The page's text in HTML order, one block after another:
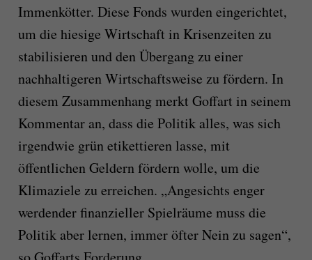
Immenkötter. Diese Fonds wurden eingerichtet,
um die hiesige Wirtschaft in Krisenzeiten zu
stabilisieren und den Übergang zu einer
nachhaltigeren Wirtschaftsweise zu fördern. In
diesem Zusammenhang merkt Goffart in seinem
Kommentar an, dass die Politik alles, was sich
irgendwie grün etikettieren lasse, mit
öffentlichen Geldern fördern wolle, um die
Klimaziele zu erreichen. „Angesichts enger
werdender finanzieller Spielräume muss die
Politik aber lernen, immer öfter Nein zu sagen“,